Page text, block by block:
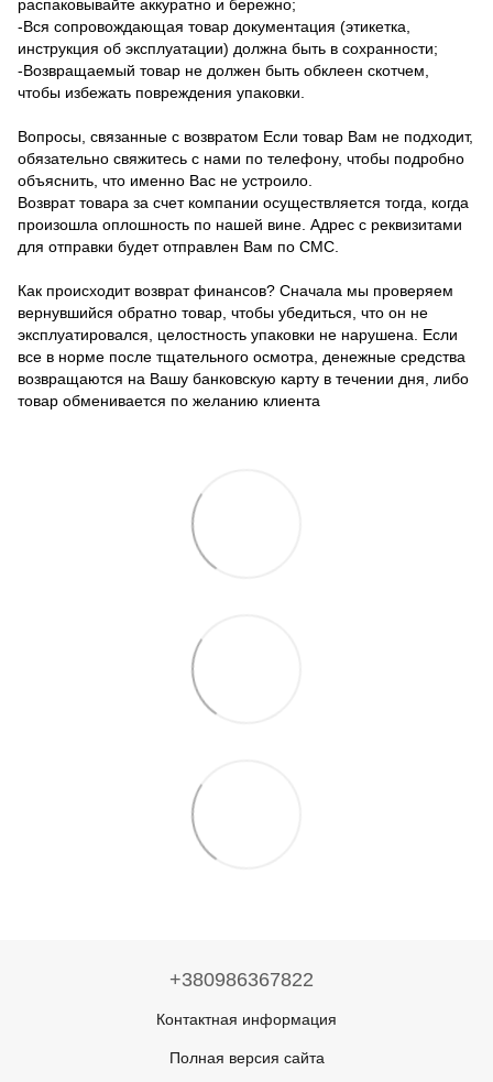
распаковывайте аккуратно и бережно;
-Вся сопровождающая товар документация (этикетка,
инструкция об эксплуатации) должна быть в сохранности;
-Возвращаемый товар не должен быть обклеен скотчем,
чтобы избежать повреждения упаковки.
Вопросы, связанные с возвратом Если товар Вам не подходит,
обязательно свяжитесь с нами по телефону, чтобы подробно
объяснить, что именно Вас не устроило.
Возврат товара за счет компании осуществляется тогда, когда
произошла оплошность по нашей вине. Адрес с реквизитами
для отправки будет отправлен Вам по СМС.
Как происходит возврат финансов? Сначала мы проверяем
вернувшийся обратно товар, чтобы убедиться, что он не
эксплуатировался, целостность упаковки не нарушена. Если
все в норме после тщательного осмотра, денежные средства
возвращаются на Вашу банковскую карту в течении дня, либо
товар обменивается по желанию клиента
+380986367822
Контактная информация
Полная версия сайта